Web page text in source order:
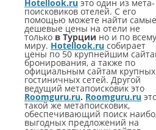
ТУРЦИЮ?
ТУРЕЦКАЯ ЛИРА —
ТУРЦИИ
5 ПРИЧИН
КАК
САМОСТОЯТЕЛЬНОЕ
ПУТЕШЕСТВИЕ?
Hotellook.ru это один из мета-
поисковиков отелей. С его
помощью можете найти самые
дешевые цены на отели не
только в Турции но и по всему
миру. Hotellook.ru собирает
цены по 50 крупнейшим
бронирования, а также по
официальным сайтам крупных
гостиничных сетей. Другой
ведущий метапоисковик это
Roomguru.ru. Roomguru.ru
такой же метапоисковик,
обеспечивающий поиск
выгодных предложений на